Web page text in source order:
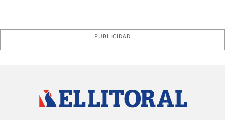
PUBLICIDAD